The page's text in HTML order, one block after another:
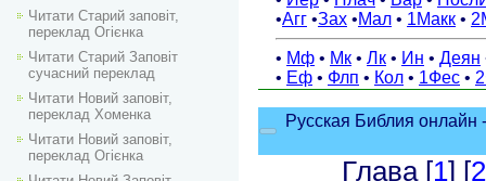
Читати Старий заповіт,
переклад Огієнка
Читати Старий Заповіт
сучасний переклад
Читати Новий заповіт,
переклад Хоменка
Читати Новий заповіт,
переклад Огієнка